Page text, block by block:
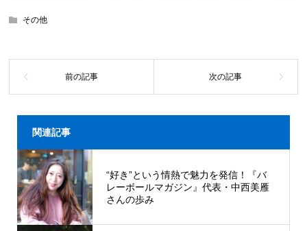
その他
関連記事
“好き”という情熱で魅力を発信！『バ
レーボールマガジン』代表・中西美雁
さんの歩み